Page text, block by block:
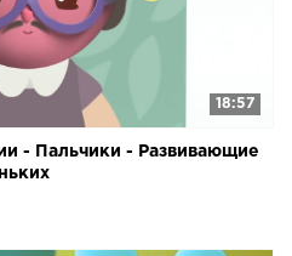
18:57
- Пальчики - Развивающие